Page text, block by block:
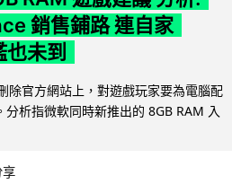
銷售鋪路 連自家
未到
除官方網站上，對遊戲玩家要為電腦配
分析指微軟同時新推出的 8GB RAM 入